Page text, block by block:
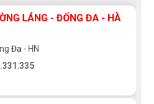
LÁNG - ĐỐNG ĐA - HÀ
Đa - HN